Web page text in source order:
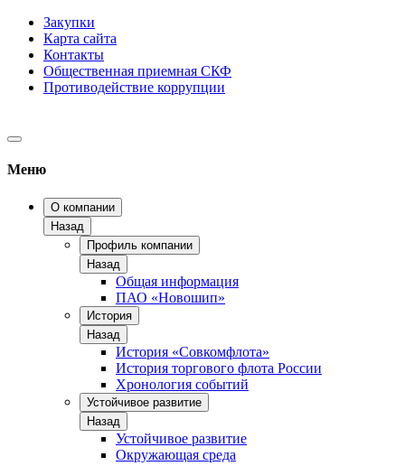
Закупки
Карта сайта
Контакты
Общественная приемная СКФ
Противодействие коррупции
Меню
О компании
Назад
Профиль компании
Назад
Общая информация
ПАО «Новошип»
История
Назад
История «Совкомфлота»
История торгового флота России
Хронология событий
Устойчивое развитие
Назад
Устойчивое развитие
Окружающая среда